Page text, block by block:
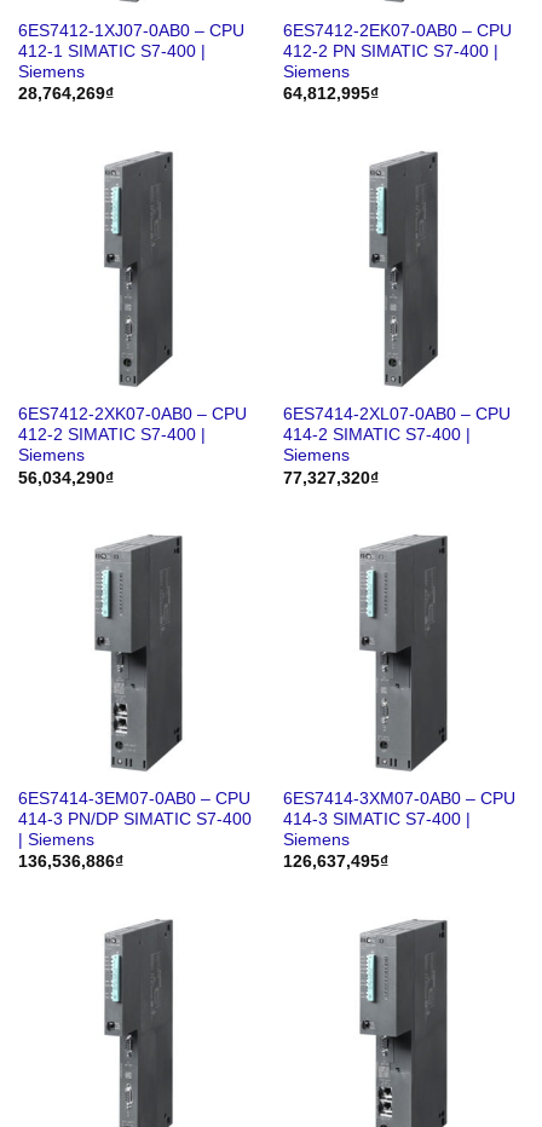
6ES7412-1XJ07-0AB0 – CPU
412-1 SIMATIC S7-400 |
Siemens
28,764,269₫
6ES7412-2EK07-0AB0 – CPU
412-2 PN SIMATIC S7-400 |
Siemens
64,812,995₫
6ES7412-2XK07-0AB0 – CPU
412-2 SIMATIC S7-400 |
Siemens
56,034,290₫
6ES7414-2XL07-0AB0 – CPU
414-2 SIMATIC S7-400 |
Siemens
77,327,320₫
6ES7414-3EM07-0AB0 – CPU
414-3 PN/DP SIMATIC S7-400
| Siemens
136,536,886₫
6ES7414-3XM07-0AB0 – CPU
414-3 SIMATIC S7-400 |
Siemens
126,637,495₫